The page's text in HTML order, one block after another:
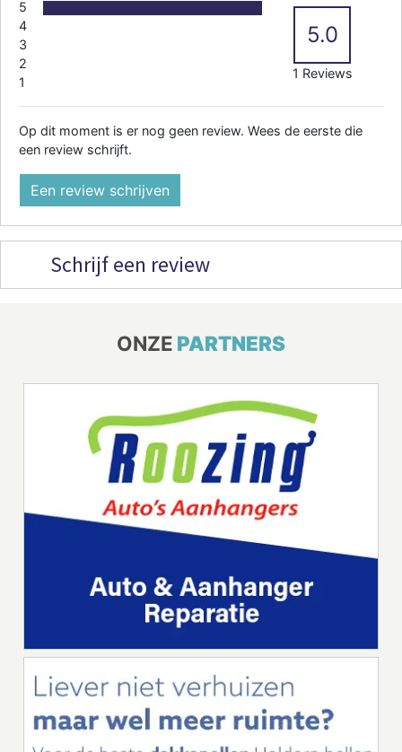
5
4
3
2
1
5.0
1 Reviews
Op dit moment is er nog geen review. Wees de eerste die
een review schrijft.
Een review schrijven
Schrijf een review
ONZE PARTNERS